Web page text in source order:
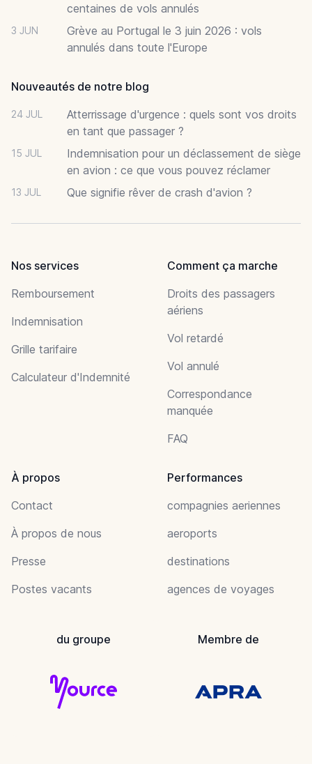
centaines de vols annulés
3 JUN
Grève au Portugal le 3 juin 2026 : vols
annulés dans toute l'Europe
Nouveautés de notre blog
24 JUL
Atterrissage d'urgence : quels sont vos droits
en tant que passager ?
15 JUL
Indemnisation pour un déclassement de siège
en avion : ce que vous pouvez réclamer
13 JUL Que signifie rêver de crash d'avion ?
Nos services
Remboursement
Indemnisation
Grille tarifaire
Calculateur d'Indemnité
Comment ça marche
Droits des passagers
aériens
Vol retardé
Vol annulé
Correspondance
manquée
FAQ
À propos
Contact
À propos de nous
Presse
Postes vacants
Performances
compagnies aeriennes
aeroports
destinations
agences de voyages
du groupe Membre de